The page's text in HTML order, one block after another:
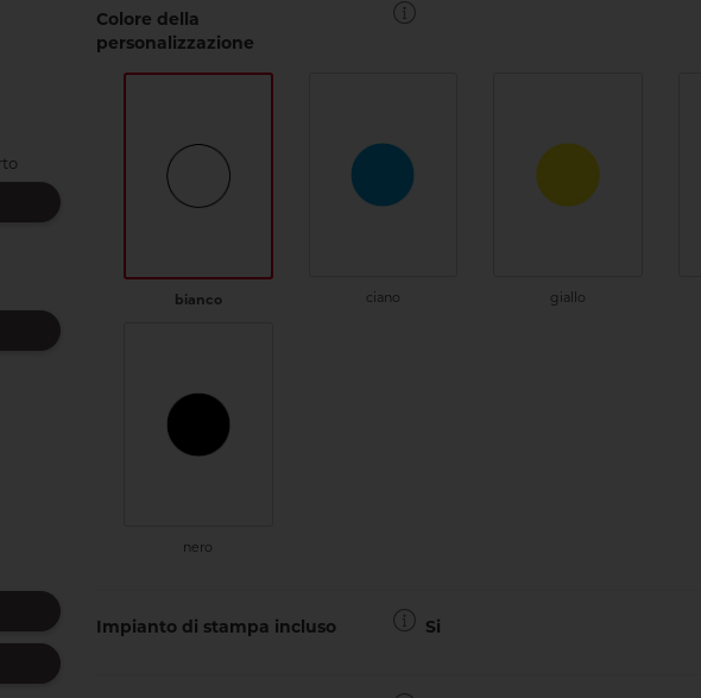
Colore della
personalizzazione
bianco ciano giallo
nero
Impianto di stampa incluso Si